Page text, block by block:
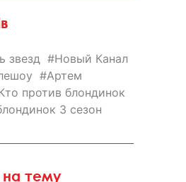
звезд
Новый Канал
Артем
против блондинок
3 сезон
на тему